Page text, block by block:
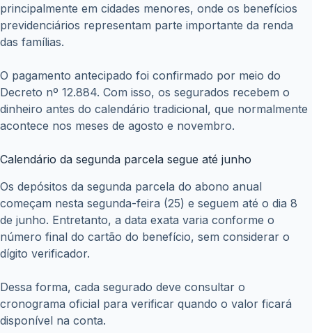
principalmente em cidades menores, onde os benefícios
previdenciários representam parte importante da renda
das famílias.
O pagamento antecipado foi confirmado por meio do
Decreto nº 12.884. Com isso, os segurados recebem o
dinheiro antes do calendário tradicional, que normalmente
acontece nos meses de agosto e novembro.
Calendário da segunda parcela segue até junho
Os depósitos da segunda parcela do abono anual
começam nesta segunda-feira (25) e seguem até o dia 8
de junho. Entretanto, a data exata varia conforme o
número final do cartão do benefício, sem considerar o
dígito verificador.
Dessa forma, cada segurado deve consultar o
cronograma oficial para verificar quando o valor ficará
disponível na conta.